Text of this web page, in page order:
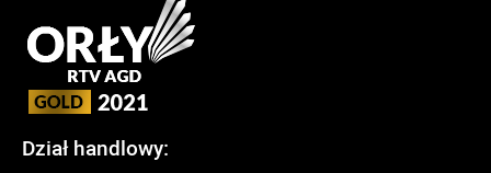
Dział handlowy: